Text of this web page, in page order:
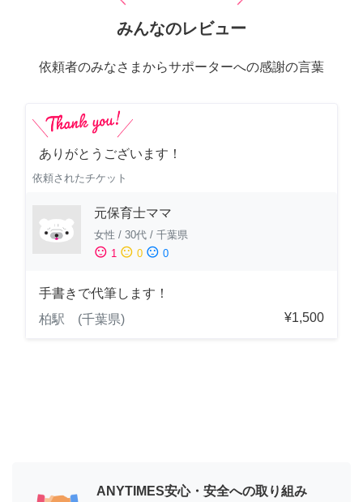
みんなのレビュー
依頼者のみなさまからサポーターへの感謝の言葉
ありがとうございます！
依頼されたチケット
元保育士ママ
女性 / 30代 / 千葉県
sentiment_satisfied 1 sentiment_neutral 0 sentiment_dissatisfied 0
手書きで代筆します！
柏駅 (千葉県)
¥1,500
ANYTIMES安心・安全への取り組み